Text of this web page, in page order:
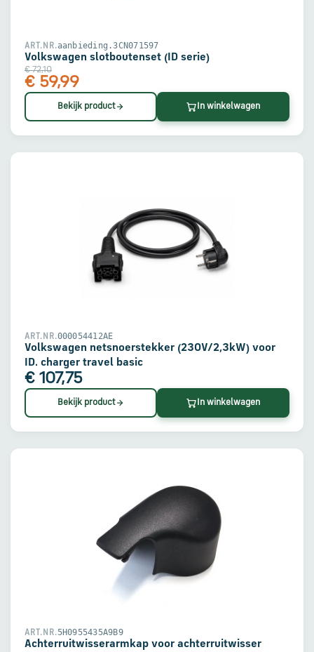
ART.NR.aanbieding.3CN071597
Volkswagen slotboutenset (ID serie)
€ 72,10
€ 59,99
Bekijk product In winkelwagen
ART.NR.000054412AE
Volkswagen netsnoerstekker (230V/2,3kW) voor
ID. charger travel basic
€ 107,75
Bekijk product In winkelwagen
ART.NR.5H0955435A9B9
Achterruitwisserarmkap voor achterruitwisser